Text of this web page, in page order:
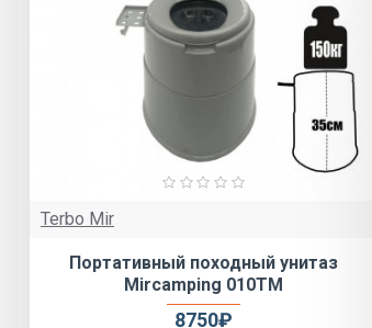
Terbo Mir
Портативный походный унитаз
Mircamping 010TM
8750₽